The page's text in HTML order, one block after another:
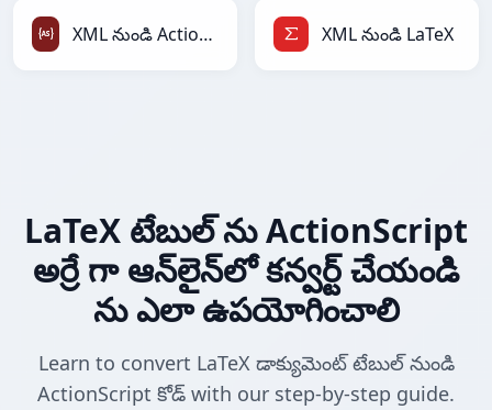
XML నుండి ActionScript XML నుండి LaTeX
LaTeX టేబుల్ ను ActionScript
అర్రే గా ఆన్‌లైన్‌లో కన్వర్ట్ చేయండి
ను ఎలా ఉపయోగించాలి
Learn to convert LaTeX డాక్యుమెంట్ టేబుల్ నుండి
ActionScript కోడ్ with our step-by-step guide.